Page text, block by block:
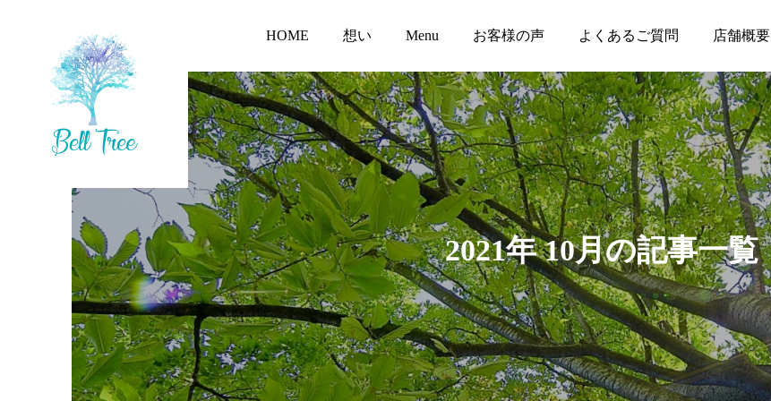
HOME 想い Menu お客様の声 よくあるご質問 店舗概要
2021年 10月の記事一覧